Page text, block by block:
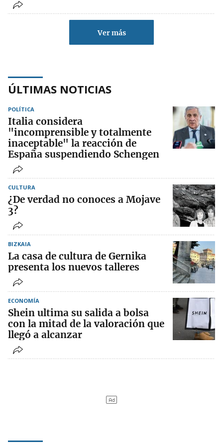
Ver más
ÚLTIMAS NOTICIAS
POLÍTICA
Italia considera
"incomprensible y totalmente
inaceptable" la reacción de
España suspendiendo Schengen
CULTURA
¿De verdad no conoces a Mojave
3?
BIZKAIA
La casa de cultura de Gernika
presenta los nuevos talleres
ECONOMÍA
Shein ultima su salida a bolsa
con la mitad de la valoración que
llegó a alcanzar